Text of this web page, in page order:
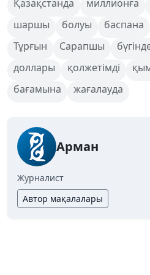
Қазақстанда
миллионға
шаршы
болуы баспана
Тұрғын
Сарапшы
доллары
қолжетімді
бағамына
жағалауда
Арман
Журналист
Автор мақалалары